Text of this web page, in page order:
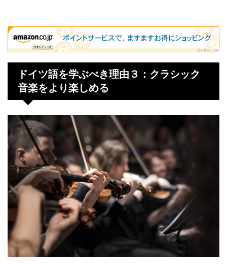
ドイツ語を学ぶべき理由３：クラシック
音楽をより楽しめる